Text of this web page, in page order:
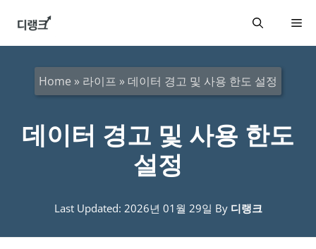
메
Home » 라이프 » 데이터 경고 및 사용 한도 설정
데이터 경고 및 사용 한도
설정
Last Updated: 2026년 01월 29일 By 디랭크